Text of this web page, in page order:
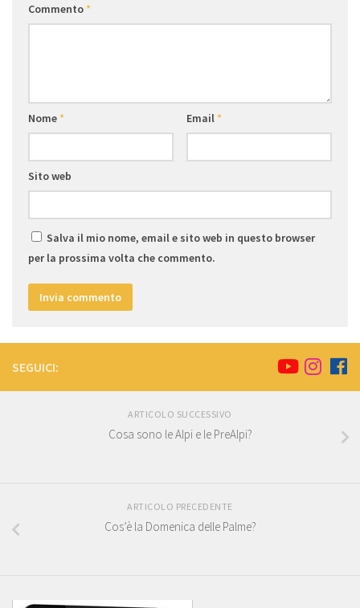
Commento*
Nome* Email*
Sito web
Salva il mio nome, email e sito web in questo browser
per la prossima volta che commento.
SEGUICI:
ARTICOLO SUCCESSIVO
Cosa sono le Alpi e le PreAlpi?
ARTICOLO PRECEDENTE
Cos’è la Domenica delle Palme?